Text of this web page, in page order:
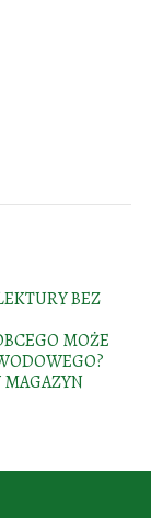
BEZ
MOŻE